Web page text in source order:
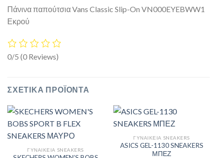
Πάνινα παπούτσια Vans Classic Slip-On VN000EYEBWW1
Εκρού
0/5 (0 Reviews)
ΣΧΕΤΙΚΆ ΠΡΟΪΌΝΤΑ
ΓΥΝΑΙΚΕΊΑ SNEAKERS
ΓΥΝΑΙΚΕΊΑ SNEAKERS
ASICS GEL-1130 SNEAKERS
ΜΠΕΖ